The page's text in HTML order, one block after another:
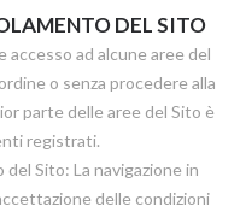
DEL SITO
accesso ad alcune aree del
o senza procedere alla
parte delle aree del Sito è
registrati.
Sito: La navigazione in
delle condizioni